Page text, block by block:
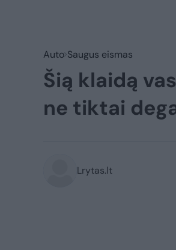
Auto Saugus eismas
Šią klaidą
ne tiktai
Lrytas.lt